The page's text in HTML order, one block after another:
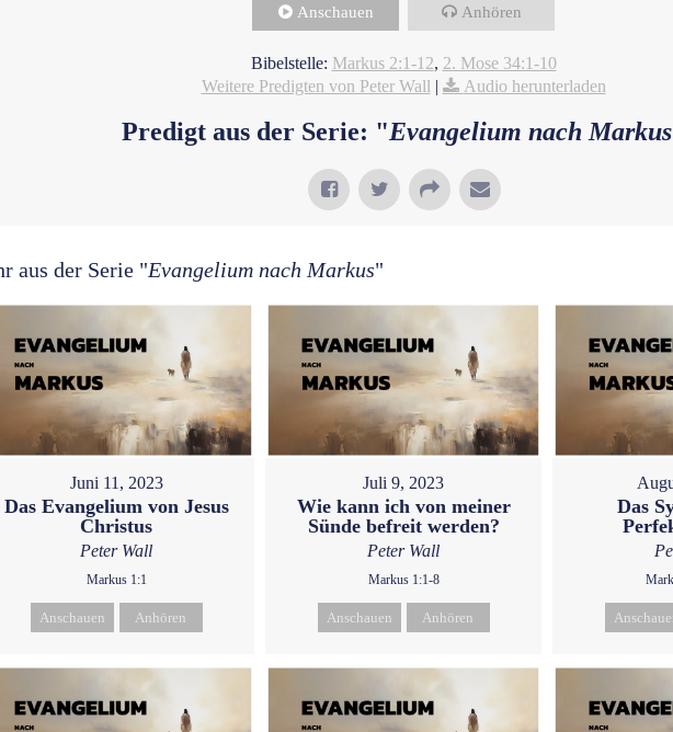
Anschauen Anhören
Bibelstelle: Markus 2:1-12, 2. Mose 34:1-10
Weitere Predigten von Peter Wall | Audio herunterladen
Predigt aus der Serie: "Evangelium nach Markus
aus der Serie "Evangelium nach Markus"
Juni 11, 2023
Das Evangelium von Jesus
Christus
Peter Wall
Markus 1:1
Anschauen Anhören
Juli 9, 2023
Wie kann ich von meiner
Sünde befreit werden?
Peter Wall
Markus 1:1-8
Anschauen Anhören
Das